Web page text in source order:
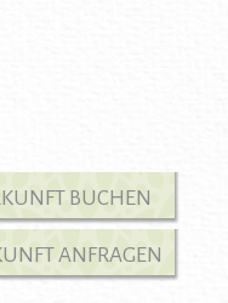
BUCHEN
ANFRAGEN